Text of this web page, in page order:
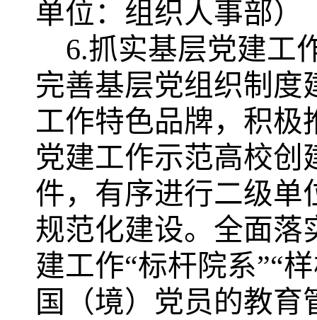
单位：组织人事部）
6.抓实基层党建工
完善基层党组织制度
工作特色品牌， 积极
党建工作示范高校创
件， 有序进行二级单
规范化建设。 全面落
建工作“标杆院系”“
国（境）党员的教